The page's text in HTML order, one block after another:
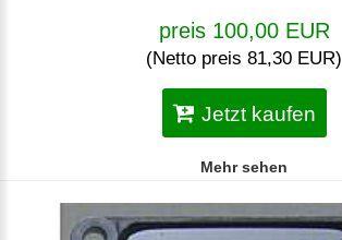
preis 100,00 EUR
(Netto preis 81,30 EUR)
Jetzt kaufen
Mehr sehen